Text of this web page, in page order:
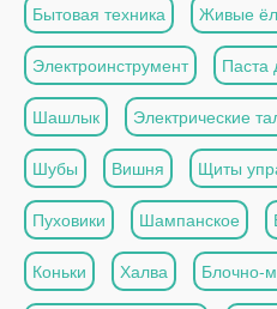
Бытовая техника Живые
Электроинструмент Паста
Шашлык Электрические
Шубы Вишня Щиты
Пуховики Шампанское
Коньки Халва Блочно-